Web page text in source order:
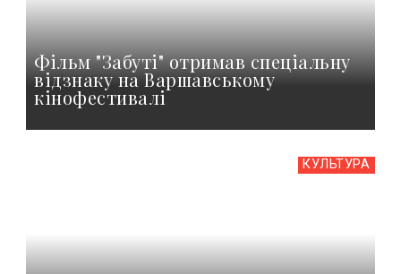
Фільм "Забуті" отримав спеціальну
відзнаку на Варшавському
кінофестивалі
КУЛЬТУРА